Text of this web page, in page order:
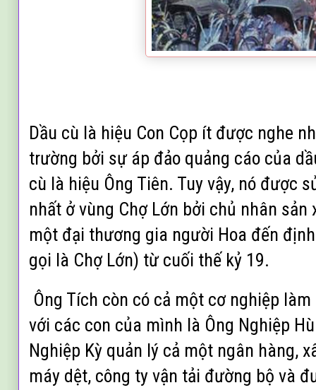
Dầu cù là hiệu Con Cọp ít được nghe
trường bởi sự áp đảo quảng cáo của
cù là hiệu Ông Tiên. Tuy vậy, nó được
nhất ở vùng Chợ Lớn bởi chủ nhân
một đại thương gia người Hoa đến
gọi là Chợ Lớn) từ cuối thế kỷ 19.
Ông Tích còn có cả một cơ nghiệp
với các con của mình là Ông Nghiệp
Nghiệp Kỳ quản lý cả một ngân hàng,
máy dệt, công ty vận tải đường bộ và